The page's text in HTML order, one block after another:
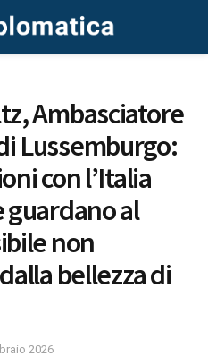
Ambasciatore
Lussemburgo:
con l’Italia
guardano al
non
bellezza di
2026